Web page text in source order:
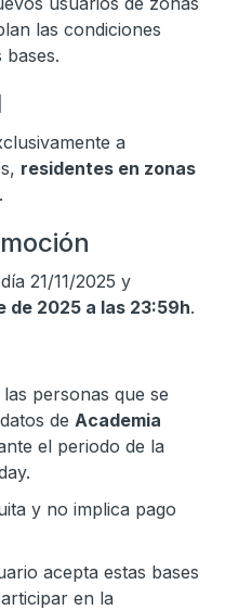
las condiciones
bases.
a
residentes en zonas
.
21/11/2025 y
de 2025 a las 23:59h.
personas que se
de Academia
el periodo de la
y no implica pago
acepta estas bases
en la